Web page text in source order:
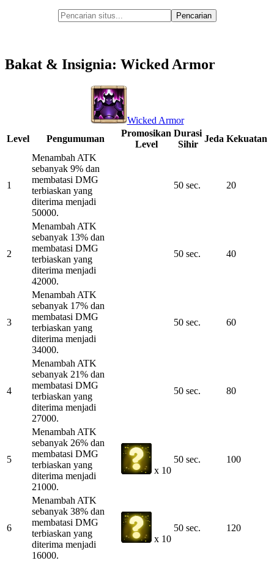
Bakat & Insignia: Wicked Armor
Wicked Armor
Level
Pengumuman
Promosikan
Level
Durasi
Sihir
Jeda Kekuatan
1
Menambah ATK
sebanyak 9% dan
membatasi DMG
terbiaskan yang
diterima menjadi
50000.
50 sec. 20
2
Menambah ATK
sebanyak 13% dan
membatasi DMG
terbiaskan yang
diterima menjadi
42000.
50 sec. 40
3
Menambah ATK
sebanyak 17% dan
membatasi DMG
terbiaskan yang
diterima menjadi
34000.
50 sec. 60
4
Menambah ATK
sebanyak 21% dan
membatasi DMG
terbiaskan yang
diterima menjadi
27000.
50 sec. 80
5
Menambah ATK
sebanyak 26% dan
membatasi DMG
terbiaskan yang
diterima menjadi
21000.
x 10
50 sec. 100
6
Menambah ATK
sebanyak 38% dan
membatasi DMG
terbiaskan yang
diterima menjadi
16000.
x 10
50 sec. 120